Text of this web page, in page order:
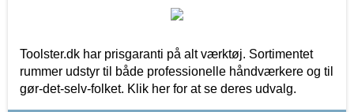
Toolster.dk har prisgaranti på alt værktøj. Sortimentet
rummer udstyr til både professionelle håndværkere og til
gør-det-selv-folket. Klik her for at se deres udvalg.